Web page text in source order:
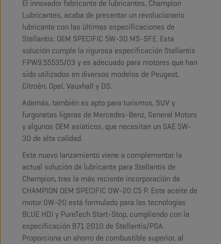
El innovador fabricante de lubricantes, Champion
Lubricantes, acaba de presentar un revolucionario
lubricante con las últimas especificaciones de
Stellantis: OEM SPECIFIC 5W-30 MS-SFE. Esta
solución cumple la rigurosa especificación Stellantis
FPW9.55535/03 y es adecuado para motores que han
sido utilizados en diversos modelos de Peugeot,
Citroën, Opel, Vauxhall y DS.
Además, también es apto para turismos, SUV y
furgonetas ligeras de Mercedes-Benz, General Motors
y algunos OEM asiáticos, que necesitan un SAE 5W-
30 de alta calidad.
Este nuevo lanzamiento viene a complementar la
actual solución de lubricante para Stellantis de
Champion, tras la más reciente incorporación de
CHAMPION OEM SPECIFIC 0W-20 C5 P. Este aceite de
motor 0W-20 está formulado para las tecnologías
BLUE HDI y PureTech Start-Stop, cumpliendo con la
especificación B71 2010 de Stellantis/PSA.
Proporciona un ahorro de combustible superior, al